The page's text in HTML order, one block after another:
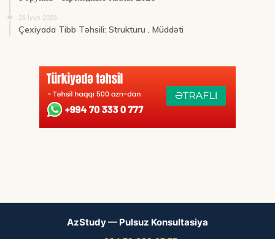
26 İyun 2025
Çexiyada Tibb Təhsili: Strukturu , Müddəti
AzStudy — Pulsuz Konsultasiya